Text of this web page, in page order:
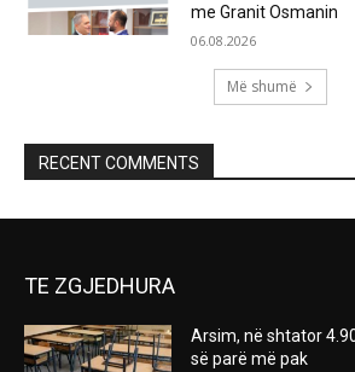
me Granit Osmanin
06.08.2026
Më shumë
RECENT COMMENTS
TE ZGJEDHURA
Arsim, në shtator
së parë më pak